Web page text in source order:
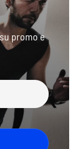
promo e